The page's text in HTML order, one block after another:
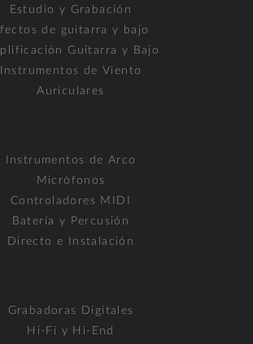
Estudio y Grabación
de guitarra y bajo
Guitarra y Bajo
Instrumentos de Viento
Auriculares
Instrumentos de Arco
Micrófonos
Controladores MIDI
Batería y Percusión
Directo e Instalación
Grabadoras Digitales
Hi-Fi y Hi-End